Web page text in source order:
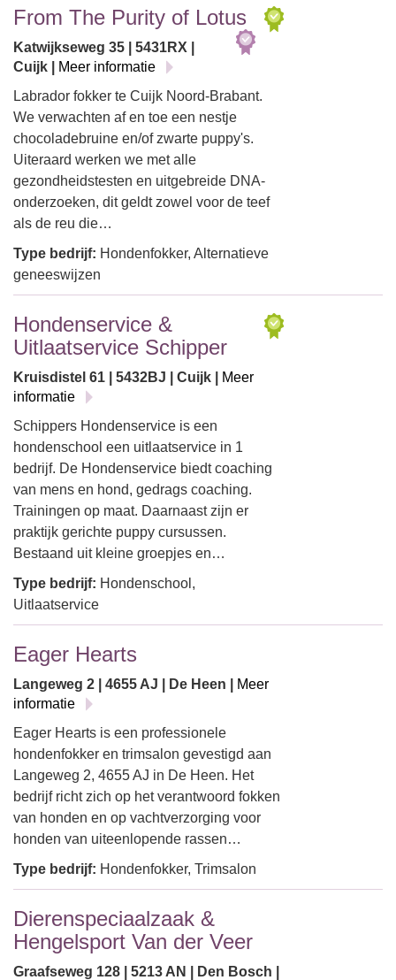
From The Purity of Lotus
Katwijkseweg 35 | 5431RX |
Cuijk |
Meer informatie
Labrador fokker te Cuijk Noord-Brabant.
We verwachten af en toe een nestje
chocoladebruine en/of zwarte puppy's.
Uiteraard werken we met alle
gezondheidstesten en uitgebreide DNA-
onderzoeken, dit geldt zowel voor de teef
als de reu die…
Type bedrijf: Hondenfokker, Alternatieve
geneeswijzen
Hondenservice &
Uitlaatservice Schipper
Kruisdistel 61 | 5432BJ | Cuijk |
Meer
informatie
Schippers Hondenservice is een
hondenschool een uitlaatservice in 1
bedrijf. De Hondenservice biedt coaching
van mens en hond, gedrags coaching.
Trainingen op maat. Daarnaast zijn er
praktijk gerichte puppy cursussen.
Bestaand uit kleine groepjes en…
Type bedrijf: Hondenschool,
Uitlaatservice
Eager Hearts
Langeweg 2 | 4655 AJ | De Heen |
Meer
informatie
Eager Hearts is een professionele
hondenfokker en trimsalon gevestigd aan
Langeweg 2, 4655 AJ in De Heen. Het
bedrijf richt zich op het verantwoord fokken
van honden en op vachtverzorging voor
honden van uiteenlopende rassen…
Type bedrijf: Hondenfokker, Trimsalon
Dierenspeciaalzaak &
Hengelsport Van der Veer
Graafseweg 128 | 5213 AN | Den Bosch |